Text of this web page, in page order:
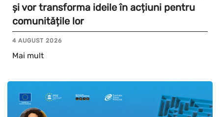
și vor transforma ideile în acțiuni pentru
comunitățile lor
4 AUGUST 2026
Mai mult